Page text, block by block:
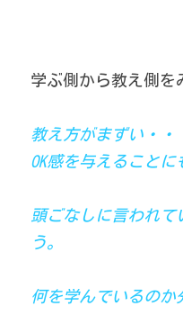
学ぶ側から教え側を
教え方がまずい・
OK感を与えることに
頭ごなしに言われ
う。
何を学んでいるのか